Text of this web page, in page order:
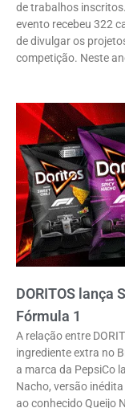
de trabalhos
evento recebeu 322
de divulgar os
competição. Neste
DORITOS lança
Fórmula 1
A relação entre
ingrediente extra no
a marca da PepsiCo
Nacho, versão
ao conhecido Queijo